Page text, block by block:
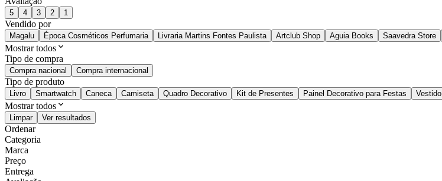
5 4 3 2 1
Vendido por
Magalu Época Cosméticos Perfumaria Livraria Martins Fontes Paulista Artclub Shop Aguia Books Saavedra Store
Mostrar todos
Tipo de compra
Compra nacional Compra internacional
Tipo de produto
Livro Smartwatch Caneca Camiseta Quadro Decorativo Kit de Presentes Painel Decorativo para Festas Vestido
Mostrar todos
Limpar Ver resultados
Ordenar
Categoria
Marca
Preço
Entrega